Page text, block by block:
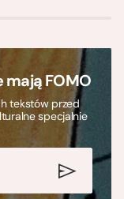
FOMO
tekstów przed
specjalnie